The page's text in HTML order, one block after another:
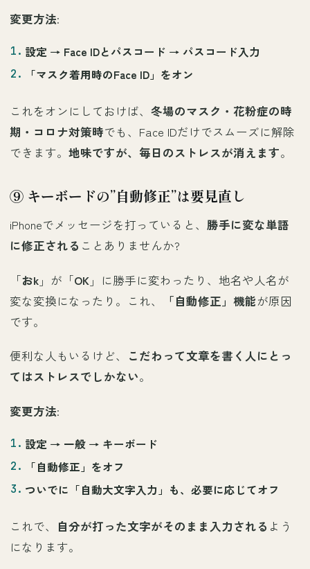
変更方法:
設定 → Face IDとパスコード → パスコード入力
「マスク着用時のFace ID 」をオン
これをオンにしておけば、 冬場のマスク・花粉症の時
期・コロナ対策時でも、Face IDだけでスムーズに解除
できます。 地味ですが、毎日のストレスが消えます。
⑨ キーボードの”自動修正”は要見直し
iPhoneでメッセージを打っていると、 勝手に変な単語
に修正される ことありませんか?
「おk 」が「OK 」に勝手に変わったり、地名や人名が
変な変換になったり。これ、
「自動修正」機能が原因
です。
便利な人もいるけど、
こだわって文章を書く人にとっ
てはストレスでしかない。
変更方法:
設定 → 一般 → キーボード
「自動修正 」をオフ
ついでに「自動大文字入力 」も、必要に応じてオフ
これで、 自分が打った文字がそのまま入力される よう
になります。